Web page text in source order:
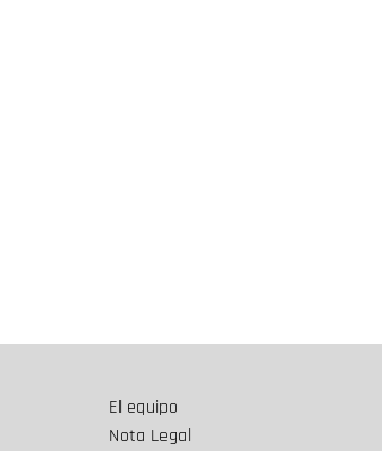
El equipo
Nota Legal